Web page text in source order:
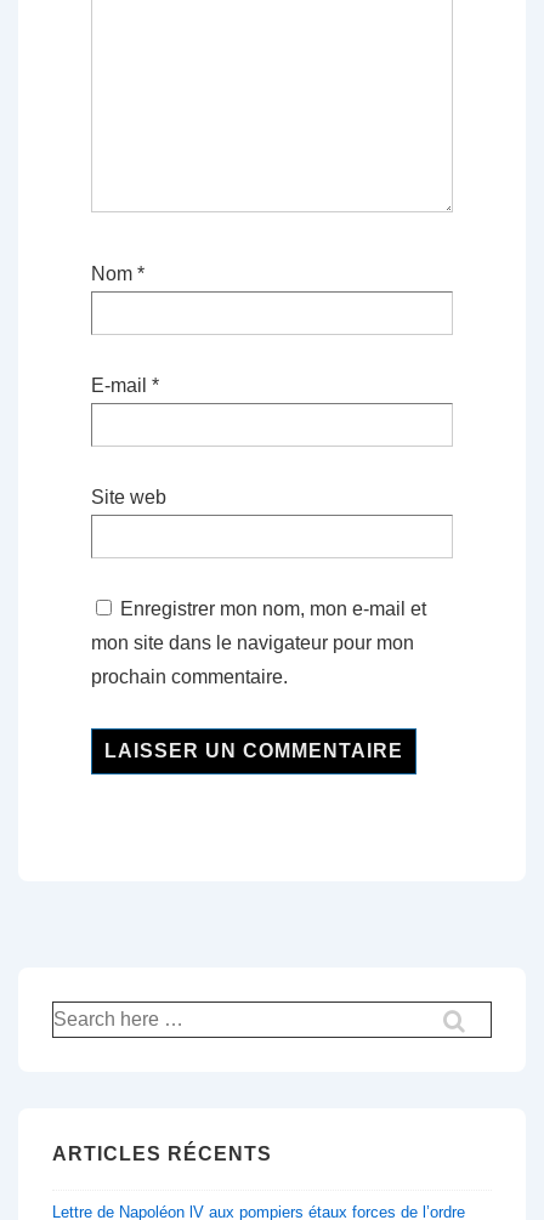
Nom *
E-mail *
Site web
Enregistrer mon nom, mon e-mail et
mon site dans le navigateur pour mon
prochain commentaire.
Recherche
pour:
ARTICLES RÉCENTS
Lettre de Napoléon lV aux pompiers étaux forces de l’ordre